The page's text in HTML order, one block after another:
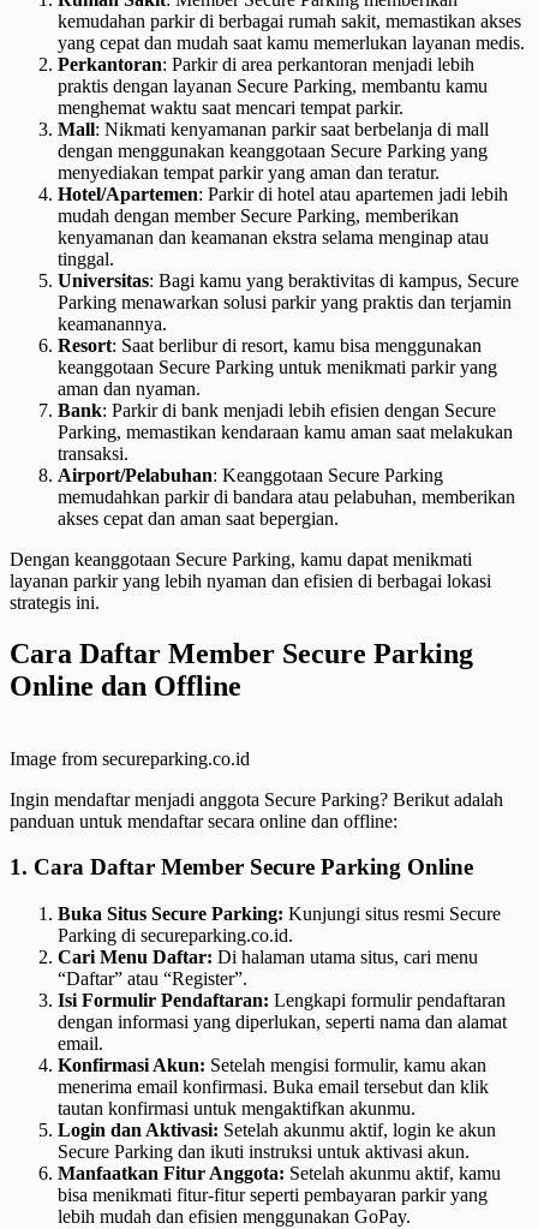
kemudahan parkir di berbagai rumah sakit, memastikan akses
yang cepat dan mudah saat kamu memerlukan layanan medis.
Perkantoran: Parkir di area perkantoran menjadi lebih
praktis dengan layanan Secure Parking, membantu kamu
menghemat waktu saat mencari tempat parkir.
Mall: Nikmati kenyamanan parkir saat berbelanja di mall
dengan menggunakan keanggotaan Secure Parking yang
menyediakan tempat parkir yang aman dan teratur.
Hotel/Apartemen: Parkir di hotel atau apartemen jadi lebih
mudah dengan member Secure Parking, memberikan
kenyamanan dan keamanan ekstra selama menginap atau
tinggal.
Universitas: Bagi kamu yang beraktivitas di kampus, Secure
Parking menawarkan solusi parkir yang praktis dan terjamin
keamanannya.
Resort: Saat berlibur di resort, kamu bisa menggunakan
keanggotaan Secure Parking untuk menikmati parkir yang
aman dan nyaman.
Bank: Parkir di bank menjadi lebih efisien dengan Secure
Parking, memastikan kendaraan kamu aman saat melakukan
transaksi.
Airport/Pelabuhan: Keanggotaan Secure Parking
memudahkan parkir di bandara atau pelabuhan, memberikan
akses cepat dan aman saat bepergian.
Dengan keanggotaan Secure Parking, kamu dapat menikmati
layanan parkir yang lebih nyaman dan efisien di berbagai lokasi
strategis ini.
Cara Daftar Member Secure Parking
Online dan Offline
Image from secureparking.co.id
Ingin mendaftar menjadi anggota Secure Parking? Berikut adalah
panduan untuk mendaftar secara online dan offline:
1. Cara Daftar Member Secure Parking Online
Buka Situs Secure Parking: Kunjungi situs resmi Secure
Parking di secureparking.co.id.
Cari Menu Daftar: Di halaman utama situs, cari menu
“Daftar” atau “Register”.
Isi Formulir Pendaftaran: Lengkapi formulir pendaftaran
dengan informasi yang diperlukan, seperti nama dan alamat
email.
Konfirmasi Akun: Setelah mengisi formulir, kamu akan
menerima email konfirmasi. Buka email tersebut dan klik
tautan konfirmasi untuk mengaktifkan akunmu.
Login dan Aktivasi: Setelah akunmu aktif, login ke akun
Secure Parking dan ikuti instruksi untuk aktivasi akun.
Manfaatkan Fitur Anggota: Setelah akunmu aktif, kamu
bisa menikmati fitur-fitur seperti pembayaran parkir yang
lebih mudah dan efisien menggunakan GoPay.